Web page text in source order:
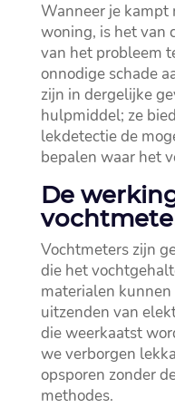
Wanneer je kampt
woning, is het van
van het probleem
onnodige schade
zijn in dergelijke
hulpmiddel; ze
lekdetectie de
bepalen waar het
De
Vochtmeters zijn
die het
materialen
uitzenden van
die weerkaatst
we verborgen
opsporen zonder
methodes.​